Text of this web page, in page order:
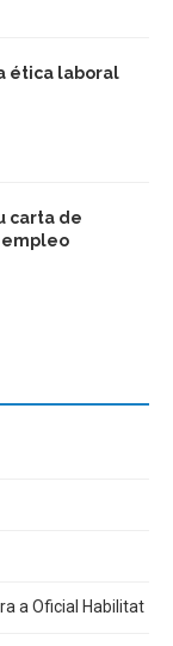
ética laboral
carta de
empleo
a Oficial Habilitat